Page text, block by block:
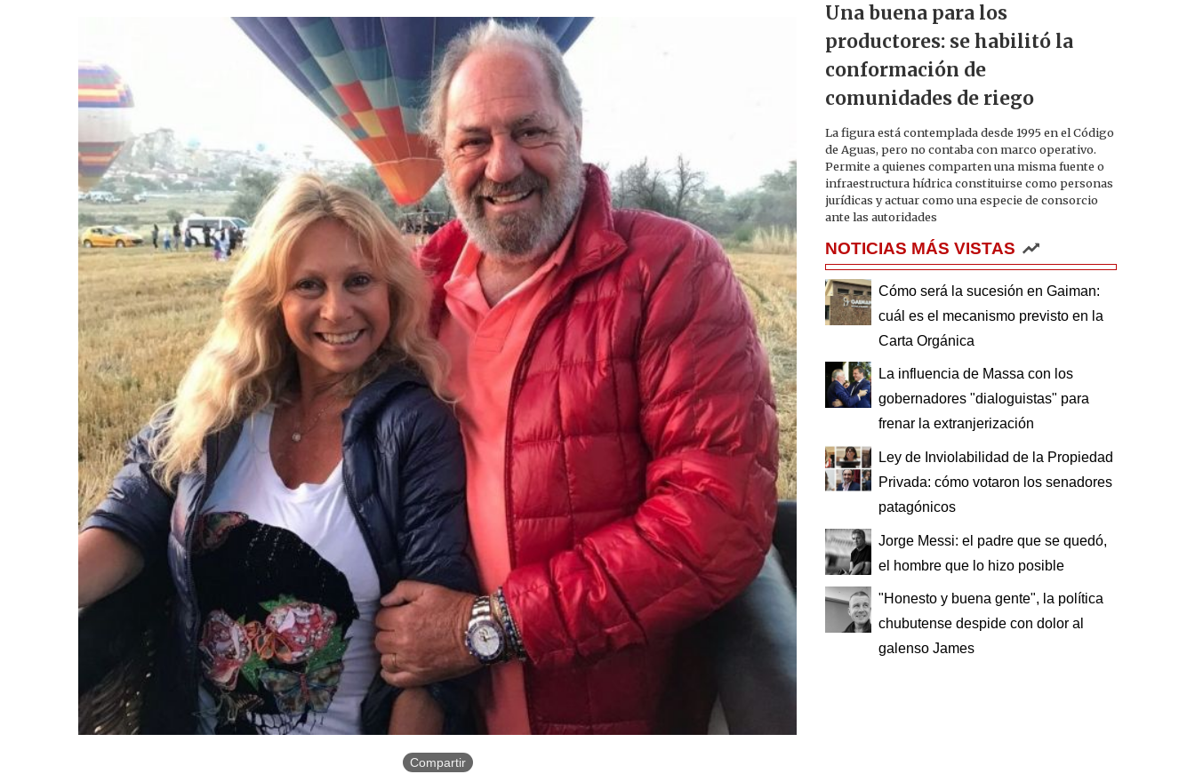
Compartir
Una buena para los
productores: se habilitó la
conformación de
comunidades de riego
La figura está contemplada desde 1995 en el Código
de Aguas, pero no contaba con marco operativo.
Permite a quienes comparten una misma fuente o
infraestructura hídrica constituirse como personas
jurídicas y actuar como una especie de consorcio
ante las autoridades
NOTICIAS MÁS VISTAS
Cómo será la sucesión en Gaiman:
cuál es el mecanismo previsto en la
Carta Orgánica
La influencia de Massa con los
gobernadores "dialoguistas" para
frenar la extranjerización
Ley de Inviolabilidad de la Propiedad
Privada: cómo votaron los senadores
patagónicos
Jorge Messi: el padre que se quedó,
el hombre que lo hizo posible
"Honesto y buena gente", la política
chubutense despide con dolor al
galenso James